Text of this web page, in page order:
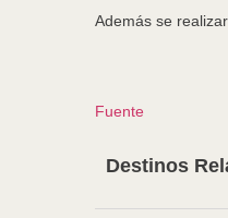
Además se
Fuente
Destinos